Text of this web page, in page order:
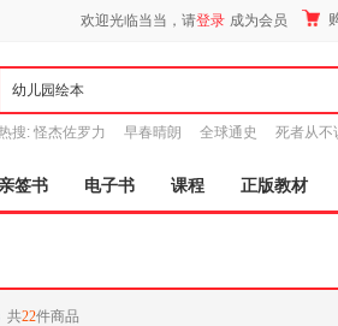
欢迎光临当当，请登录 成为会员
搜: 怪杰佐罗力 早春晴朗 全球通史 死者从不
签书 电子书 课程 正版教材
共22件商品